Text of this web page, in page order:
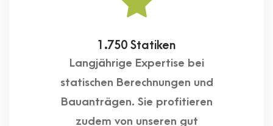
1.750 Statiken
Langjährige Expertise bei
statischen Berechnungen und
Bauanträgen. Sie profitieren
zudem von unseren gut